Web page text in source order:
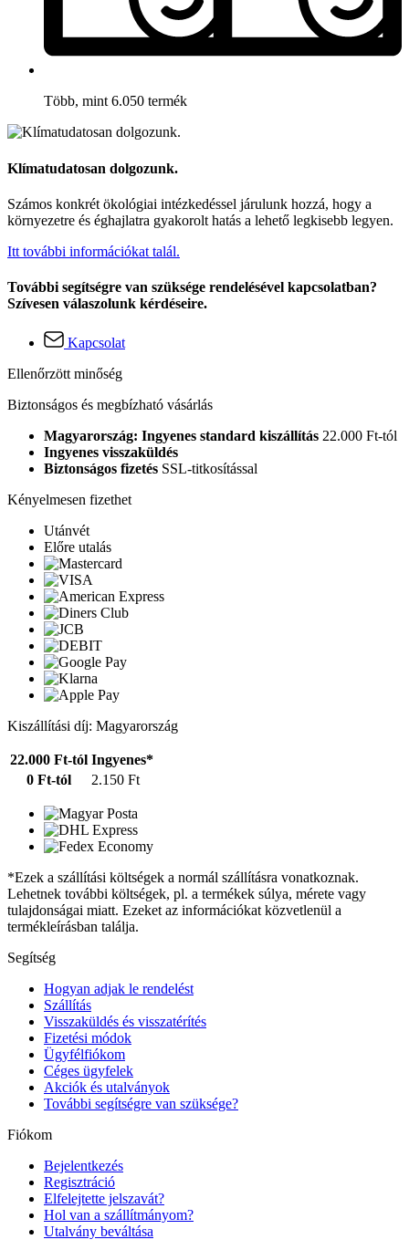
Több, mint 6.050 termék
Klímatudatosan dolgozunk.
Számos konkrét ökológiai intézkedéssel járulunk hozzá, hogy a
környezetre és éghajlatra gyakorolt hatás a lehető legkisebb legyen.
Itt további információkat talál.
További segítségre van szüksége rendelésével kapcsolatban?
Szívesen válaszolunk kérdéseire.
Kapcsolat
Ellenőrzött minőség
Biztonságos és megbízható vásárlás
Magyarország: Ingyenes standard kiszállítás 22.000 Ft-tól
Ingyenes visszaküldés
Biztonságos fizetés SSL-titkosítással
Kényelmesen fizethet
Utánvét
Előre utalás
Kiszállítási díj: Magyarország
22.000 Ft-tól Ingyenes*
0 Ft-tól
2.150 Ft
*Ezek a szállítási költségek a normál szállításra vonatkoznak.
Lehetnek további költségek, pl. a termékek súlya, mérete vagy
tulajdonságai miatt. Ezeket az információkat közvetlenül a
termékleírásban találja.
Segítség
Hogyan adjak le rendelést
Szállítás
Visszaküldés és visszatérítés
Fizetési módok
Ügyfélfiókom
Céges ügyfelek
Akciók és utalványok
További segítségre van szüksége?
Fiókom
Bejelentkezés
Regisztráció
Elfelejtette jelszavát?
Hol van a szállítmányom?
Utalvány beváltása